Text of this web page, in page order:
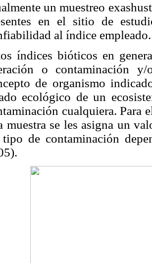
un muestreo
en el sitio de
al índice empleado.
índices bióticos en
o contaminación
de organismo
ecológico de un
cualquiera. Para
muestra se les asigna un
de contaminación